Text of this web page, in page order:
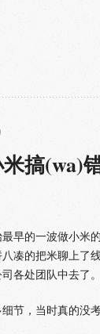
搞(wa)
早的一波做小米
凑的把米聊上了
各处团队中去了。
节，当时真的没